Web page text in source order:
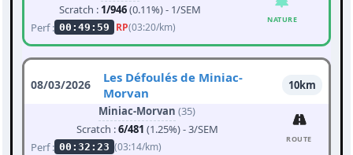
Scratch : 1/946(0.11%) - 1/SEM
Perf : 00:49:59 RP(03:20/km)
NATURE
08/03/2026
Les Défoulés de Miniac-
Morvan
10km
Miniac-Morvan (35)
Scratch :6/481 (1.25%) - 3/SEM
Perf : 00:32:23 (03:14/km)
ROUTE